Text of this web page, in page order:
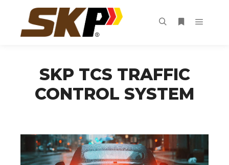
SKP TCS TRAFFIC
CONTROL SYSTEM